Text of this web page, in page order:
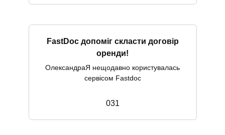
FastDoc допоміг скласти договір
оренди!
ОлександраЯ нещодавно користувалась
сервісом Fastdoc
031